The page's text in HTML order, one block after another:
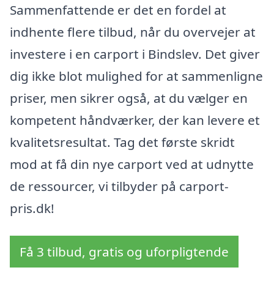
Sammenfattende er det en fordel at
indhente flere tilbud, når du overvejer at
investere i en carport i Bindslev. Det giver
dig ikke blot mulighed for at sammenligne
priser, men sikrer også, at du vælger en
kompetent håndværker, der kan levere et
kvalitetsresultat. Tag det første skridt
mod at få din nye carport ved at udnytte
de ressourcer, vi tilbyder på carport-
pris.dk!
Få 3 tilbud, gratis og uforpligtende